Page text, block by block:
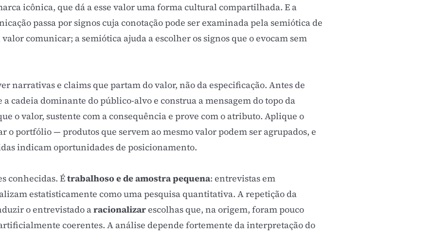
icônica, que dá a esse valor uma forma cultural compartilhada. E a
passa por signos cuja conotação pode ser examinada pelasemiótica de
comunicar; a semiótica ajuda a escolher os signos que o evocam sem
narrativase claims que partam do valor, não da especificação. Antes de
cadeia dominante do público-alvo e construa a mensagem do topo da
o valor, sustente com a consequência e prove com o atributo. Aplique o
o portfólio — produtos que servem ao mesmo valor podem ser agrupados, e
indicam oportunidades de posicionamento.
conhecidas. Étrabalhoso e de amostra pequena: entrevistas em
estatisticamente como uma pesquisa quantitativa. A repetição da
o entrevistado aracionalizarescolhas que, na origem, foram pouco
coerentes. A análise depende fortemente da interpretação do